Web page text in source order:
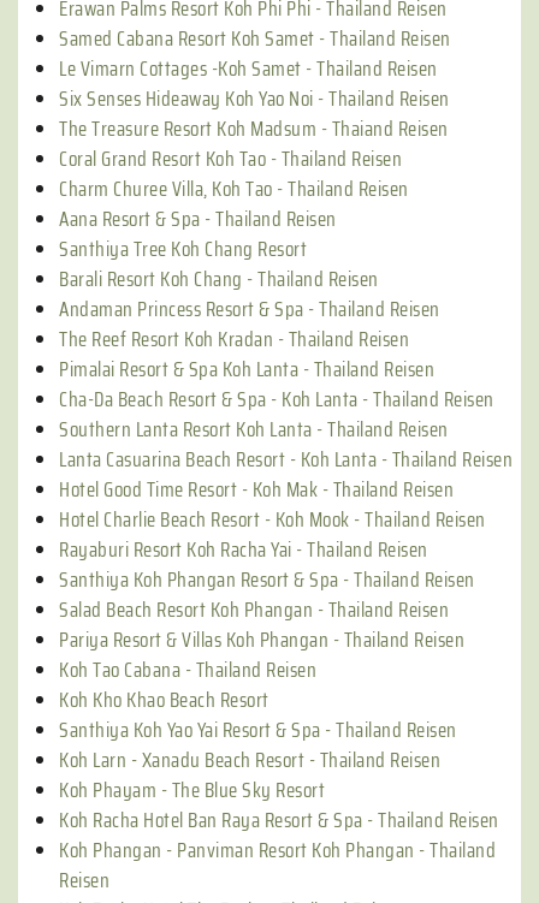
Erawan Palms Resort Koh Phi Phi - Thailand Reisen
Samed Cabana Resort Koh Samet - Thailand Reisen
Le Vimarn Cottages -Koh Samet - Thailand Reisen
Six Senses Hideaway Koh Yao Noi - Thailand Reisen
The Treasure Resort Koh Madsum - Thaiand Reisen
Coral Grand Resort Koh Tao - Thailand Reisen
Charm Churee Villa, Koh Tao - Thailand Reisen
Aana Resort & Spa - Thailand Reisen
Santhiya Tree Koh Chang Resort
Barali Resort Koh Chang - Thailand Reisen
Andaman Princess Resort & Spa - Thailand Reisen
The Reef Resort Koh Kradan - Thailand Reisen
Pimalai Resort & Spa Koh Lanta - Thailand Reisen
Cha-Da Beach Resort & Spa - Koh Lanta - Thailand Reisen
Southern Lanta Resort Koh Lanta - Thailand Reisen
Lanta Casuarina Beach Resort - Koh Lanta - Thailand Reisen
Hotel Good Time Resort - Koh Mak - Thailand Reisen
Hotel Charlie Beach Resort - Koh Mook - Thailand Reisen
Rayaburi Resort Koh Racha Yai - Thailand Reisen
Santhiya Koh Phangan Resort & Spa - Thailand Reisen
Salad Beach Resort Koh Phangan - Thailand Reisen
Pariya Resort & Villas Koh Phangan - Thailand Reisen
Koh Tao Cabana - Thailand Reisen
Koh Kho Khao Beach Resort
Santhiya Koh Yao Yai Resort & Spa - Thailand Reisen
Koh Larn - Xanadu Beach Resort - Thailand Reisen
Koh Phayam - The Blue Sky Resort
Koh Racha Hotel Ban Raya Resort & Spa - Thailand Reisen
Koh Phangan - Panviman Resort Koh Phangan - Thailand
Reisen